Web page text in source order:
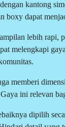
kantong
boxy dapat
lebih rapi,
melengkapi
memberi
ini relevan
dipilih